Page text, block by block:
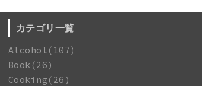
カテゴリ一覧
Alcohol(107)
Book(26)
Cooking(26)